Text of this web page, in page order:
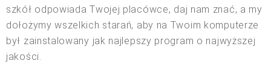
szkół odpowiada Twojej placówce, daj nam znać, a my
dołożymy wszelkich starań, aby na Twoim komputerze
był zainstalowany jak najlepszy program o najwyższej
jakości.